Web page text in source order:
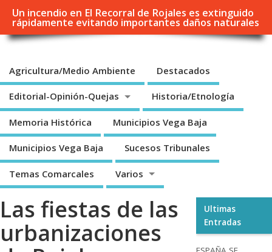
Un incendio en El Recorral de Rojales es extinguido
rápidamente evitando importantes daños naturales
Agricultura/Medio Ambiente Destacados
Editorial-Opinión-Quejas Historia/Etnología
Memoria Histórica Municipios Vega Baja
Municipios Vega Baja Sucesos Tribunales
Temas Comarcales Varios
Las fiestas de las
urbanizaciones
Ultimas
Entradas